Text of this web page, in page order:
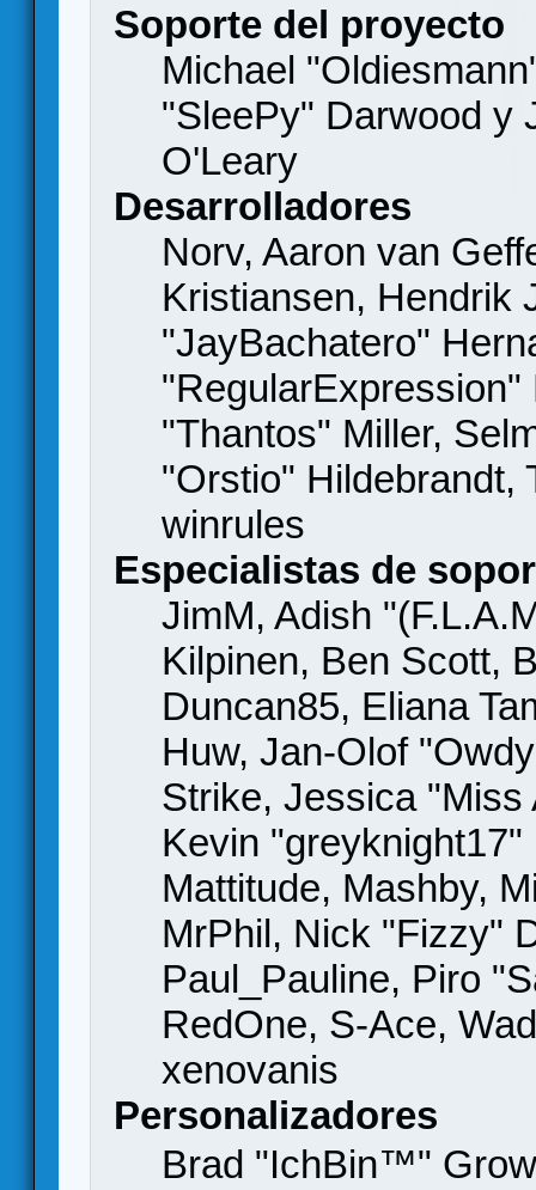
Soporte del proyecto
Michael
"SleePy" Darwood y
O'Leary
Desarrolladores
Norv, Aaron van
Kristiansen, Hendrik
"JayBachatero"
"Thantos" Miller,
"Orstio" Hildebrandt,
winrules
Especialistas de
JimM, Adish
Kilpinen, Ben Scott,
Duncan85, Eliana
Huw, Jan-Olof
Strike, Jessica
Kevin
Mattitude, Mashby,
MrPhil, Nick "Fizzy"
Paul_Pauline, Piro
RedOne, S-Ace,
xenovanis
Personalizadores
Brad "IchBin™"